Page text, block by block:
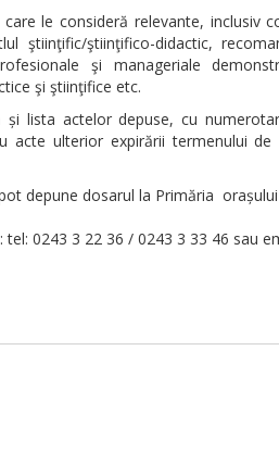
le consideră relevante, inclusiv
ştiinţific/ştiinţifico-didactic,
şi manageriale
şi ştiinţifice etc.
lista actelor depuse, cu
ulterior expirării termenului de
depune dosarul la Primăria
0243 3 22 36 / 0243 3 33 46 sau